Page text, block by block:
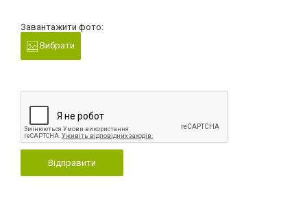
Завантажити фото:
Вибрати
Відправити